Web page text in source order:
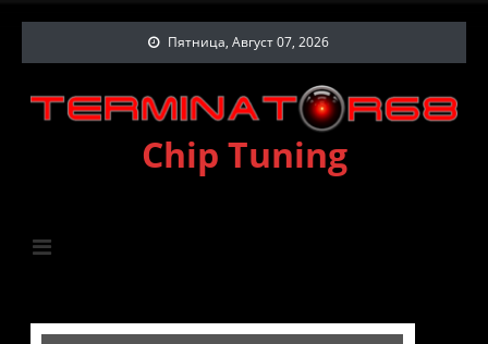
Пятница, Август 07, 2026
Chip Tuning